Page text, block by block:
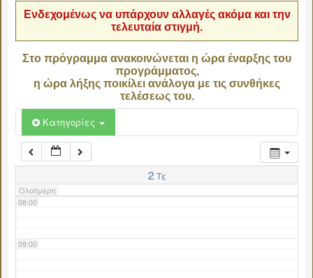
Ενδεχομένως να υπάρχουν αλλαγές ακόμα και την
τελευταία στιγμή.
Στο πρόγραμμα ανακοινώνεται η ώρα έναρξης του
προγράμματος,
η ώρα λήξης ποικίλει ανάλογα με τις συνθήκες
τελέσεως του.
Κατηγορίες
2 Τε
Ολοήμερη
06:00
07:00
08:00
09:00